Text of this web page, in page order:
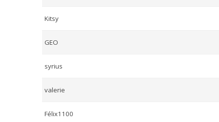
Kitsy
GEO
syrius
valerie
Félix1100